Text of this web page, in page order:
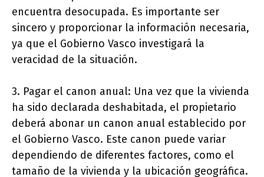
encuentra desocupada. Es importante ser
sincero y proporcionar la información necesaria,
ya que el Gobierno Vasco investigará la
veracidad de la situación.
3. Pagar el canon anual: Una vez que la vivienda
ha sido declarada deshabitada, el propietario
deberá abonar un canon anual establecido por
el Gobierno Vasco. Este canon puede variar
dependiendo de diferentes factores, como el
tamaño de la vivienda y la ubicación geográfica.